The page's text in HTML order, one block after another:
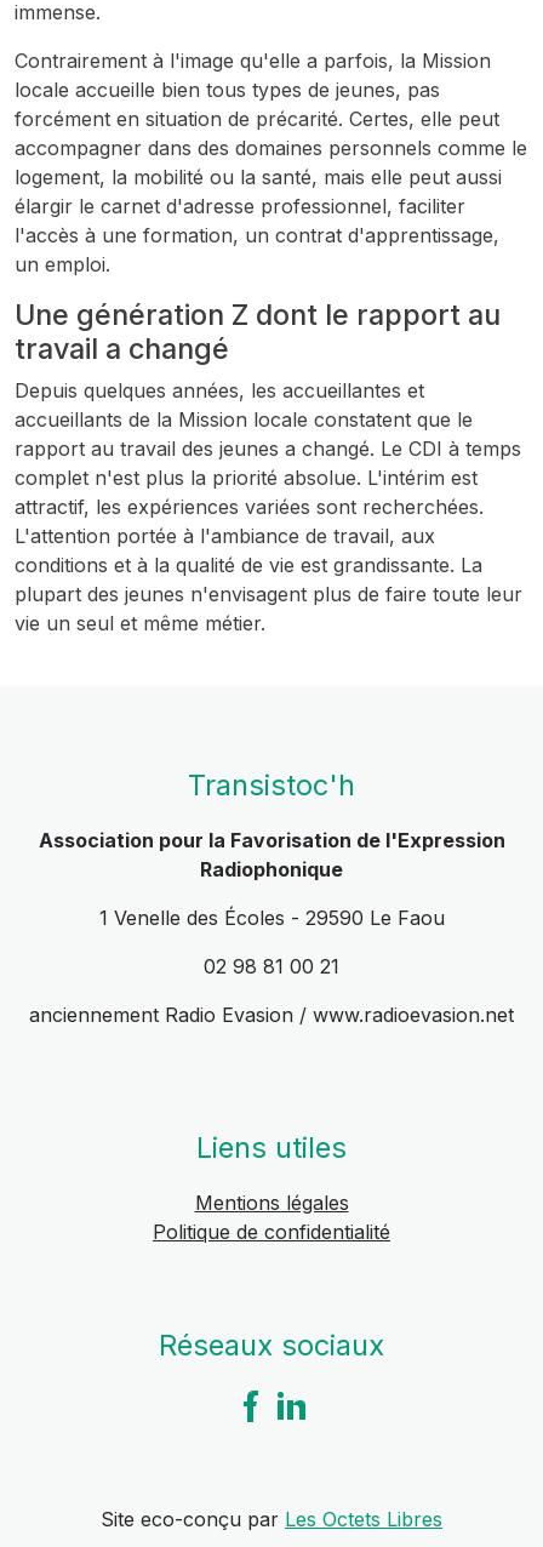
immense.
Contrairement à l'image qu'elle a parfois, la Mission
locale accueille bien tous types de jeunes, pas
forcément en situation de précarité. Certes, elle peut
accompagner dans des domaines personnels comme le
logement, la mobilité ou la santé, mais elle peut aussi
élargir le carnet d'adresse professionnel, faciliter
l'accès à une formation, un contrat d'apprentissage,
un emploi.
Une génération Z dont le rapport au
travail a changé
Depuis quelques années, les accueillantes et
accueillants de la Mission locale constatent que le
rapport au travail des jeunes a changé. Le CDI à temps
complet n'est plus la priorité absolue. L'intérim est
attractif, les expériences variées sont recherchées.
L'attention portée à l'ambiance de travail, aux
conditions et à la qualité de vie est grandissante. La
plupart des jeunes n'envisagent plus de faire toute leur
vie un seul et même métier.
Transistoc'h
Association pour la Favorisation de l'Expression
Radiophonique
1 Venelle des Écoles - 29590 Le Faou
02 98 81 00 21
anciennement Radio Evasion / www.radioevasion.net
Liens utiles
Mentions légales
Politique de confidentialité
Réseaux sociaux
Site eco-conçu par Les Octets Libres